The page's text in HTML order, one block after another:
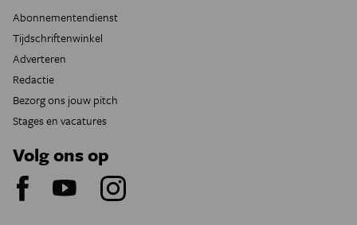
Abonnementendienst
Tijdschriftenwinkel
Adverteren
Redactie
Bezorg ons jouw pitch
Stages en vacatures
Volg ons op